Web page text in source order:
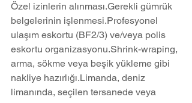
Özel izinlerin alınması.Gerekli gümrük
belgelerinin işlenmesi.Profesyonel
ulaşım eskortu (BF2/3) ve/veya polis
eskortu organizasyonu.Shrink-wraping,
arma, sökme veya beşik yükleme gibi
nakliye hazırlığı.Limanda, deniz
limanında, seçilen tersanede veya